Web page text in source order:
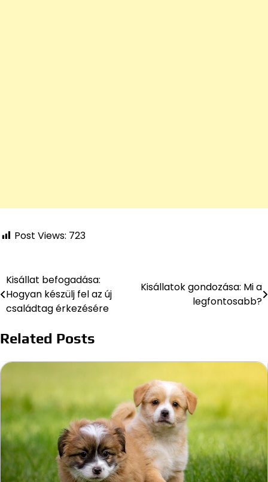
Post Views: 723
Bejegyzés
navigáció
Kisállat befogadása:
Hogyan készülj fel az új
családtag érkezésére
Kisállatok gondozása: Mi a
legfontosabb?
Related Posts